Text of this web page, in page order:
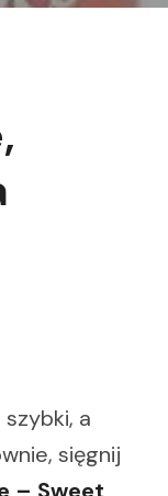
a
sięgnij